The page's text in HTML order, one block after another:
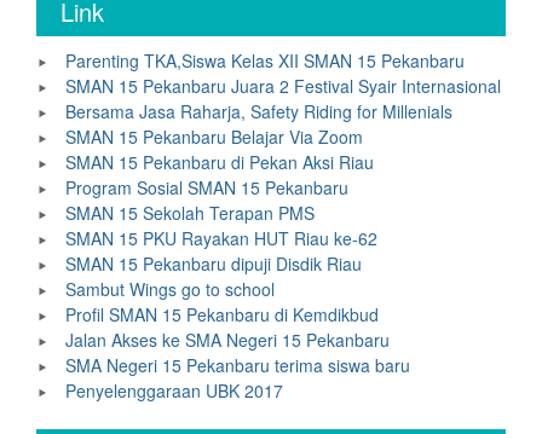
Link
Parenting TKA,Siswa Kelas XII SMAN 15 Pekanbaru
SMAN 15 Pekanbaru Juara 2 Festival Syair Internasional
Bersama Jasa Raharja, Safety Riding for Millenials
SMAN 15 Pekanbaru Belajar Via Zoom
SMAN 15 Pekanbaru di Pekan Aksi Riau
Program Sosial SMAN 15 Pekanbaru
SMAN 15 Sekolah Terapan PMS
SMAN 15 PKU Rayakan HUT Riau ke-62
SMAN 15 Pekanbaru dipuji Disdik Riau
Sambut Wings go to school
Profil SMAN 15 Pekanbaru di Kemdikbud
Jalan Akses ke SMA Negeri 15 Pekanbaru
SMA Negeri 15 Pekanbaru terima siswa baru
Penyelenggaraan UBK 2017